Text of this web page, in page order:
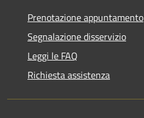
Prenotazione appuntamento
Segnalazione disservizio
Leggi le FAQ
Richiesta assistenza